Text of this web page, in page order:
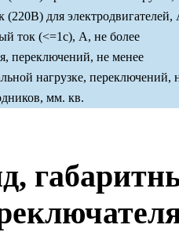
для электродвигателей,
ток (<=1c), А, не более
переключений, не менее
нагрузке, переключений,
мм. кв.